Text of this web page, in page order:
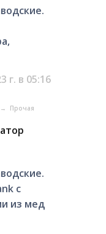
г. в 05:16
→ Прочая
с
из мед